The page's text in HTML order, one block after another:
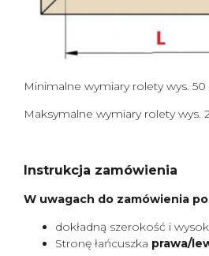
Minimalne wymiary rolety wys.
Maksymalne wymiary rolety wys.
Instrukcja zamówienia
W uwagach do zamówienia
dokładną szerokość i
Stronę łańcuszka prawa/